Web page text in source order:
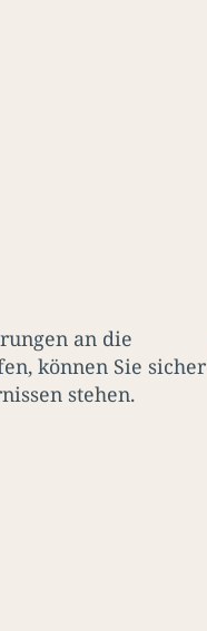
an die
können Sie sicher
stehen.